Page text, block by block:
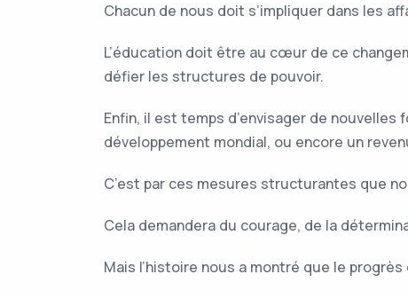
Chacun de nous doit s’impliquer dans les
L’éducation doit être au cœur de ce
défier les structures de pouvoir.
Enfin, il est temps d’envisager de
développement mondial, ou encore un
C’est par ces mesures structurantes que
Cela demandera du courage, de la
Mais l’histoire nous a montré que le